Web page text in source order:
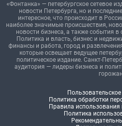
«Фонтанка» — петербургское сетевое
новости Петербурга, но и
интересное, что происходит в
наиболее значимые происшествия,
новости бизнеса, а также события в
Политика и власть, бизнес и
финансы и работа, город и
которые освещает ведущее
политическое издание. Санкт-
аудитория — лидеры бизнеса и
Политика обработки
Правила использования
Политика